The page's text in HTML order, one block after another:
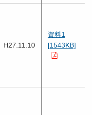
H27.11.10
資料1
[1543KB]